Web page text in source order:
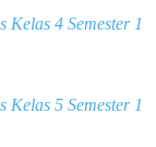
4 Semester 1
5 Semester 1